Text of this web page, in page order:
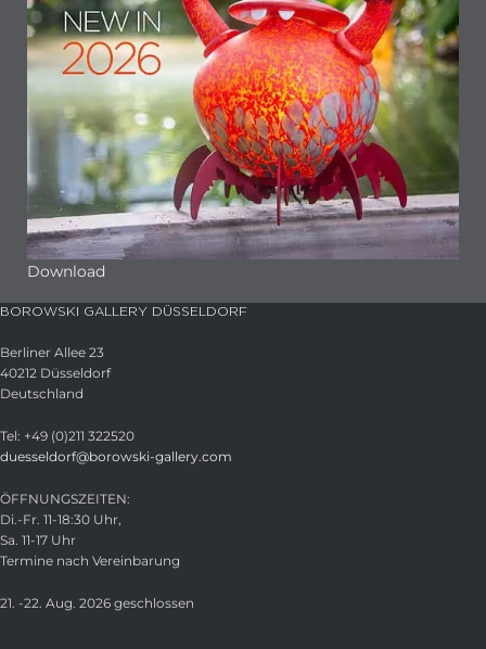
Download
BOROWSKI GALLERY DÜSSELDORF
Berliner Allee 23
40212 Düsseldorf
Deutschland
Tel: +49 (0)211 322520
duesseldorf@borowski-gallery.com
ÖFFNUNGSZEITEN:
Di.-Fr. 11-18:30 Uhr,
Sa. 11-17 Uhr
Termine nach Vereinbarung
21. -22. Aug. 2026 geschlossen